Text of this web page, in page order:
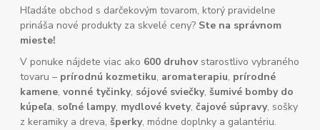
Hľadáte obchod s darčekovým tovarom, ktorý pravidelne
prináša nové produkty za skvelé ceny? Ste na správnom
mieste!
V ponuke nájdete viac ako 600 druhovstarostlivo vybraného
tovaru – prírodnú kozmetiku, aromaterapiu, prírodné
kamene,vonné tyčinky, sójové sviečky,šumivé bomby do
kúpeľa, soľné lampy, mydlové kvety,čajové súpravy, sošky
z keramiky a dreva,šperky, módne doplnky a galantériu.